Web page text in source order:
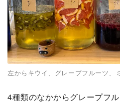
左からキウイ、グレープフルーツ、
4種類のなかからグレープフ